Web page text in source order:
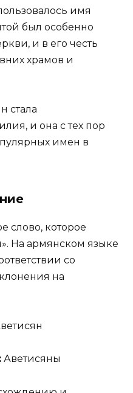
имя
был особенно
и в его честь
храмов и
стала
и она с тех пор
имен в
слово, которое
На армянском языке
со
на
Аветисяны